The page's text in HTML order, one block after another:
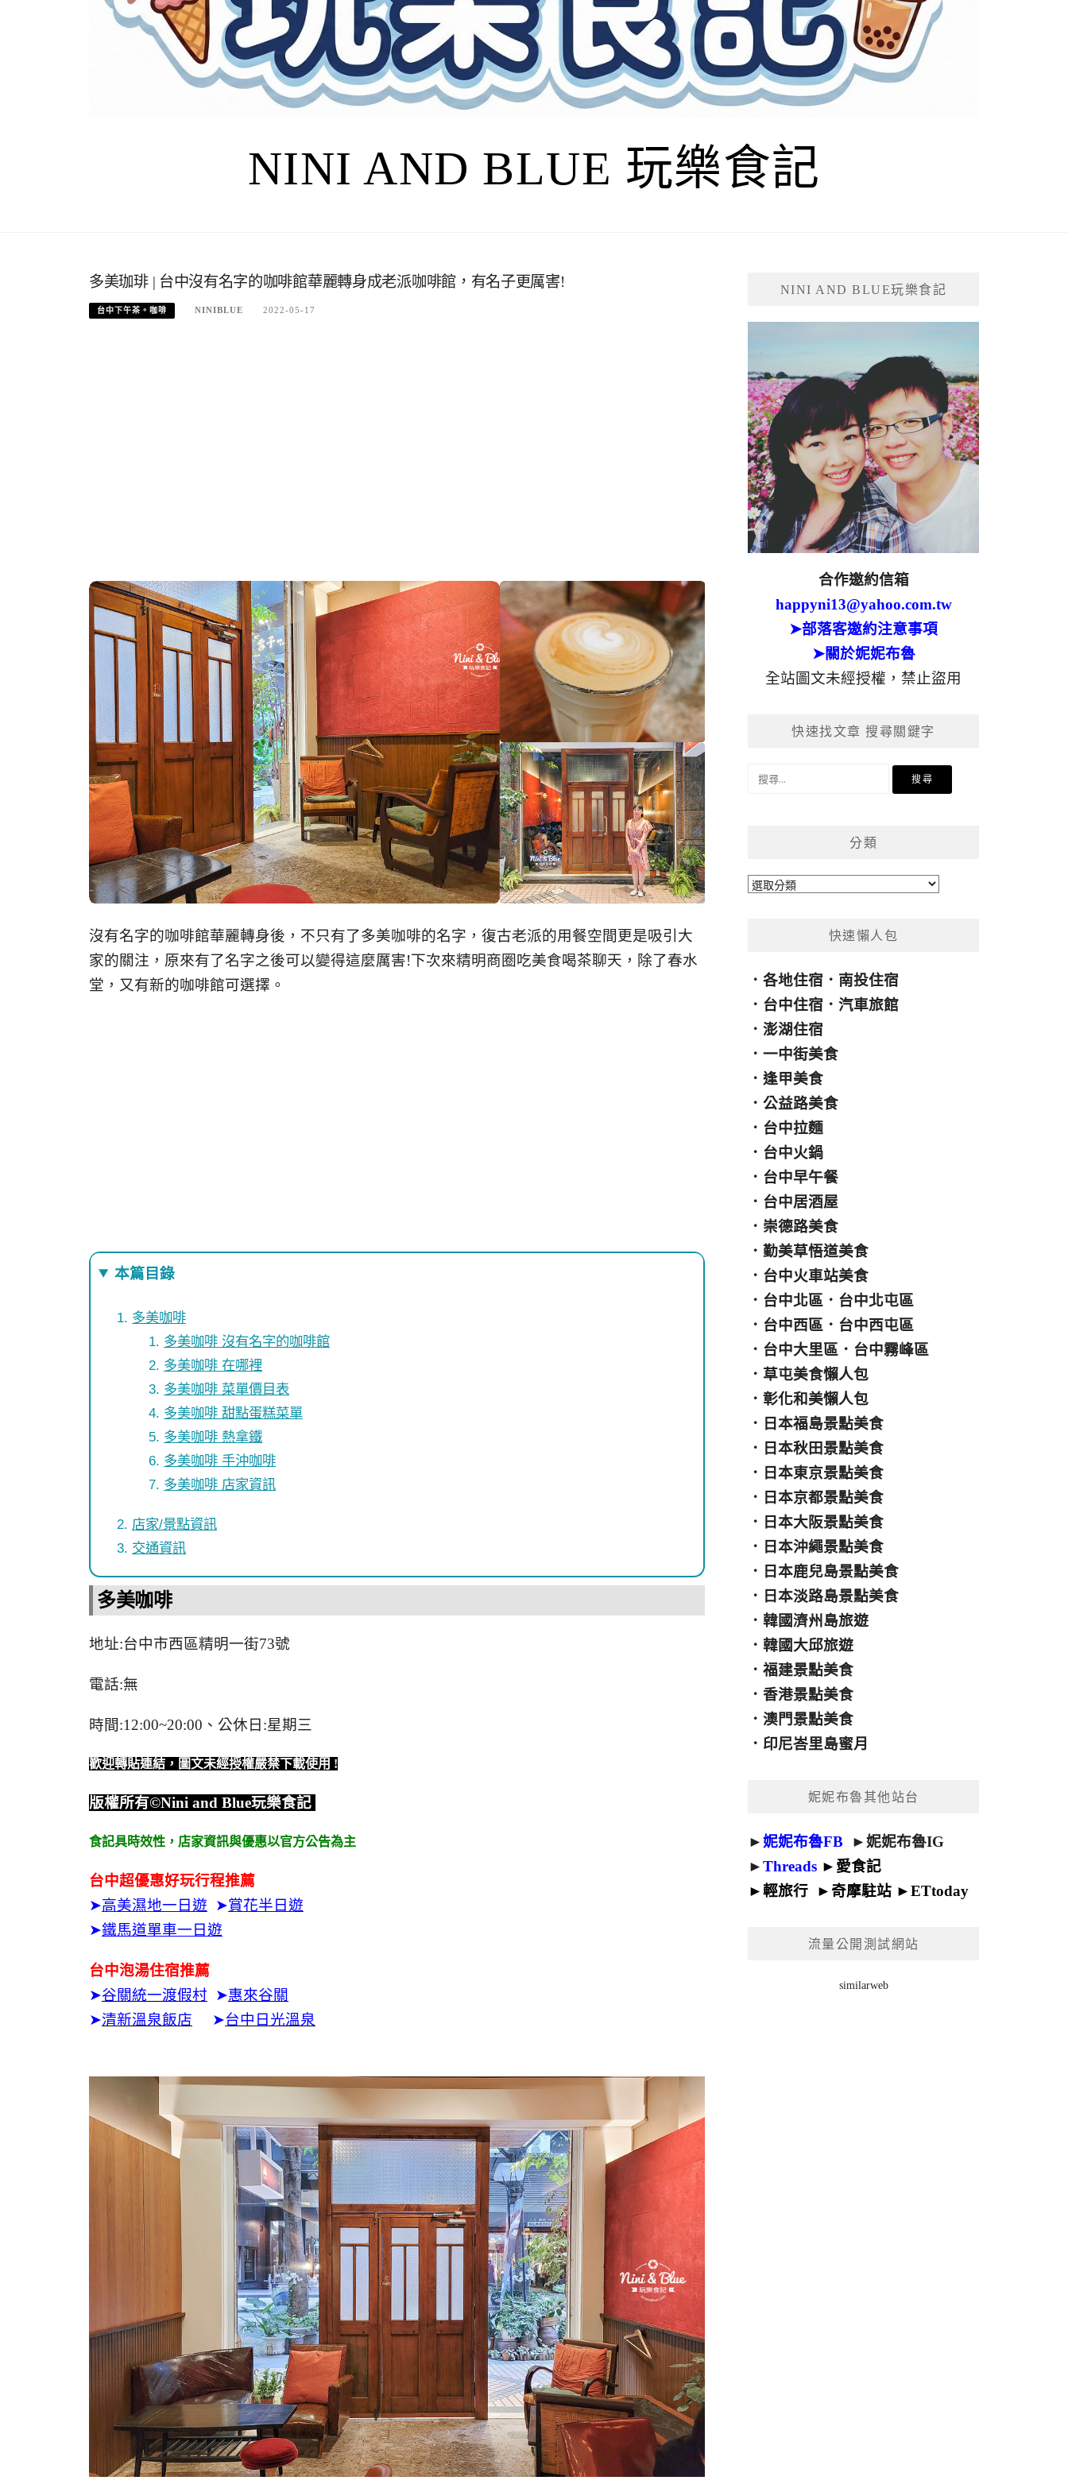
NINI AND BLUE 玩樂食記
多美珈琲 | 台中沒有名字的咖啡館華麗轉身成老派咖啡館，有名子更厲害!
台中下午茶。咖啡 NINIBLUE 2022-05-17
沒有名字的咖啡館華麗轉身後，不只有了多美咖啡的名字，復古老派的用餐空間更是吸引大
家的關注，原來有了名字之後可以變得這麼厲害!下次來精明商圈吃美食喝茶聊天，除了春水
堂，又有新的咖啡館可選擇。
本篇目錄
多美咖啡
多美咖啡 沒有名字的咖啡館
多美咖啡 在哪裡
多美咖啡 菜單價目表
多美咖啡 甜點蛋糕菜單
多美咖啡 熱拿鐵
多美咖啡 手沖咖啡
多美咖啡 店家資訊
店家/景點資訊
交通資訊
多美咖啡
地址:台中市西區精明一街73號
電話:無
時間:12:00~20:00、公休日:星期三
歡迎轉貼連結，圖文未經授權嚴禁下載使用 !
版權所有©Nini and Blue玩樂食記
食記具時效性， 店家資訊與優惠以官方公告為主
台中超優惠好玩行程推薦
➤高美濕地一日遊 ➤賞花半日遊
➤鐵馬道單車一日遊
台中泡湯住宿推薦
➤谷關統一渡假村 ➤惠來谷關
➤清新溫泉飯店 ➤台中日光溫泉
NINI AND BLUE玩樂食記
合作邀約信箱
happyni13@yahoo.com.tw
➤部落客邀約注意事項
➤關於妮妮布魯
全站圖文未經授權，禁止盜用
快速找文章 搜尋關鍵字
分類
分
快速懶人包
．各地住宿 ． 南投住宿
． 台中住宿 ．汽車旅館
．澎湖住宿
．一中街美食
．逢甲美食
．公益路美食
． 台中拉麵
． 台中火鍋
． 台中早午餐
． 台中居酒屋
． 崇德路美食
．勤美草悟道美食
． 台中火車站美食
． 台中北區 ． 台中北屯區
． 台中西區 ． 台中西屯區
． 台中大里區 ． 台中霧峰區
． 草屯美食懶人包
．彰化和美懶人包
． 日本福島景點美食
． 日本秋田景點美食
． 日本東京景點美食
． 日本京都景點美食
． 日本大阪景點美食
． 日本沖繩景點美食
． 日本鹿兒島景點美食
． 日本淡路島景點美食
．韓國濟州島旅遊
．韓國大邱旅遊
．福建景點美食
．香港景點美食
．澳門景點美食
． 印尼峇里島蜜月
妮妮布魯其他站台
►妮妮布魯FB ►妮妮布魯IG
►Threads ► 愛食記
►輕旅行 ► 奇摩駐站 ►ETtoday
流量公開測試網站
similarweb